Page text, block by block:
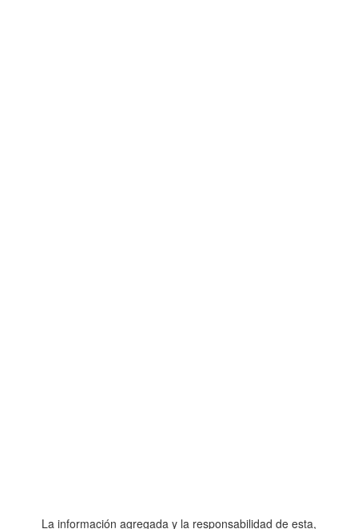
La información agregada y la responsabilidad de esta,